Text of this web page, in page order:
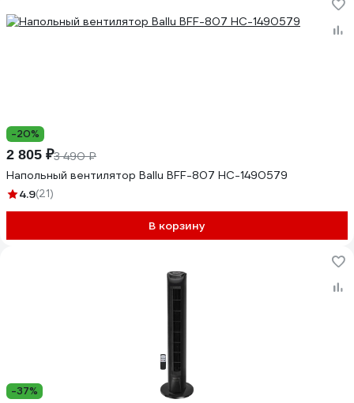
-20%
2 805 ₽3 490 ₽
Напольный вентилятор Ballu BFF-807 НС-1490579
4.9(21)
В корзину
-37%